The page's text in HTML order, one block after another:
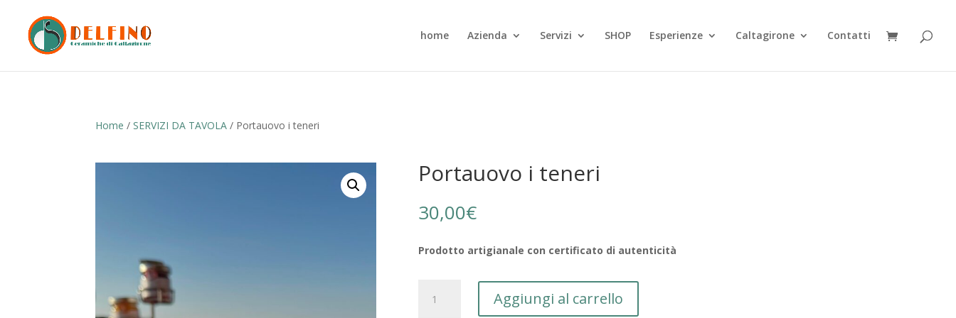
home Azienda Servizi SHOP Esperienze Caltagirone Contatti
Home /SERVIZI DA TAVOLA / Portauovo i teneri
Portauovo i teneri
30,00€
Prodotto artigianale con certificato di autenticità
Aggiungi al carrello